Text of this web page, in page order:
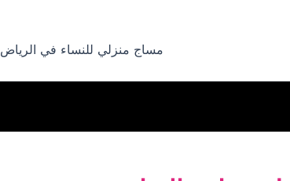
مساج منزلي للنساء في الرياض